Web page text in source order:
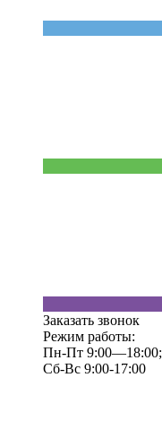
Заказать звонок
Режим работы:
Пн-Пт 9:00—18:00;
Сб-Вс 9:00-17:00